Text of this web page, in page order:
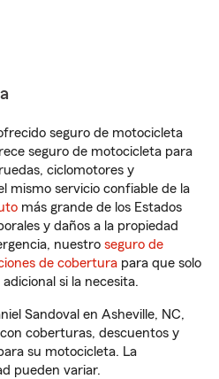
seguro de motocicleta
seguro de motocicleta para
ciclomotores y
mismo servicio confiable de la
más grande de los Estados
y daños a la propiedad
nuestro seguro de
de cobertura para que solo
si la necesita.
Sandoval en Asheville, NC,
coberturas, descuentos y
su motocicleta. La
pueden variar.